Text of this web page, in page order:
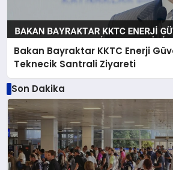
Bakan Bayraktar KKTC Enerji
Teknecik Santrali Ziyareti
Son Dakika